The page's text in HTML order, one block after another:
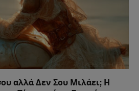
αλλά Δεν Σου Μιλάει; Η